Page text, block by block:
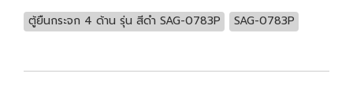
ตู้ยืนกระจก 4 ด้าน รุ่น สีดำ SAG-0783P SAG-0783P